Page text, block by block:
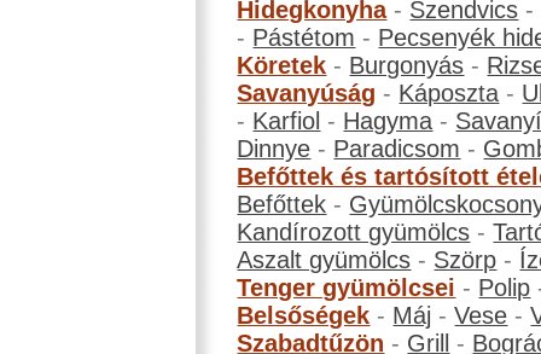
Hidegkonyha- Szendvics -
- Pástétom - Pecsenyék
Köretek - Burgonyás -
Savanyúság - Káposzta -
- Karfiol - Hagyma -
Dinnye - Paradicsom -
Befőttek és tartósított
Befőttek -
Kandírozott gyümölcs -
Aszalt gyümölcs - Szörp -
Tenger gyümölcsei - Polip
Belsőségek - Máj -Vese -
Szabadtűzön - Grill -